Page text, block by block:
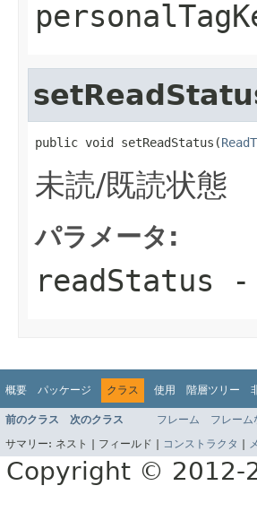
public void setReadStatus(
未読/既読状態
パラメータ:
readStatus -
概要 パッケージ クラス 使用 階層ツリー
前のクラス 次のクラス フレーム フレーム
サマリー: ネスト | フィールド | コンストラクタ
Copyright © 2012-